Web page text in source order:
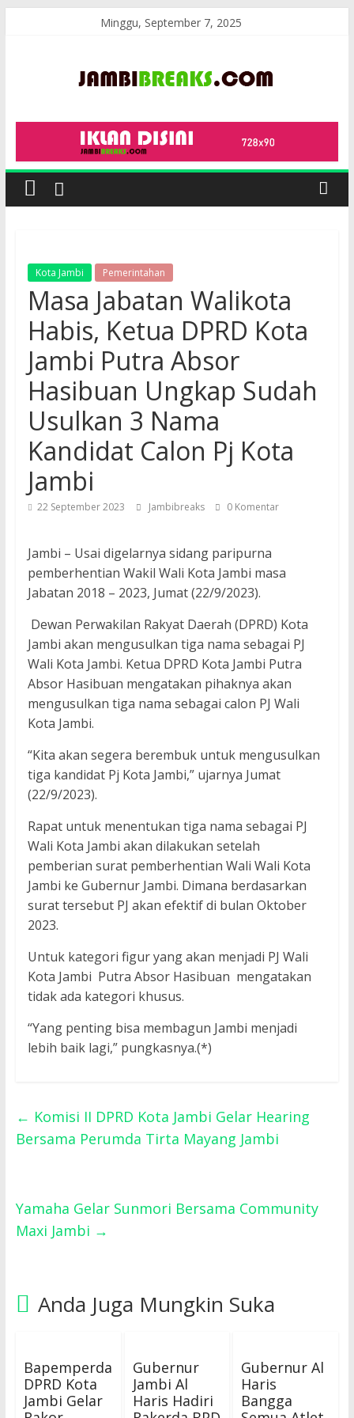
Minggu, September 7, 2025
JambiBreaks
Kota Jambi Pemerintahan
Masa Jabatan Walikota
Habis, Ketua DPRD Kota
Jambi Putra Absor
Hasibuan Ungkap Sudah
Usulkan 3 Nama
Kandidat Calon Pj Kota
Jambi
22 September 2023 Jambibreaks 0 Komentar
Jambi – Usai digelarnya sidang paripurna
pemberhentian Wakil Wali Kota Jambi masa
Jabatan 2018 – 2023, Jumat (22/9/2023).
Dewan Perwakilan Rakyat Daerah (DPRD) Kota
Jambi akan mengusulkan tiga nama sebagai PJ
Wali Kota Jambi. Ketua DPRD Kota Jambi Putra
Absor Hasibuan mengatakan pihaknya akan
mengusulkan tiga nama sebagai calon PJ Wali
Kota Jambi.
“Kita akan segera berembuk untuk mengusulkan
tiga kandidat Pj Kota Jambi,” ujarnya Jumat
(22/9/2023).
Rapat untuk menentukan tiga nama sebagai PJ
Wali Kota Jambi akan dilakukan setelah
pemberian surat pemberhentian Wali Wali Kota
Jambi ke Gubernur Jambi. Dimana berdasarkan
surat tersebut PJ akan efektif di bulan Oktober
2023.
Untuk kategori figur yang akan menjadi PJ Wali
Kota Jambi Putra Absor Hasibuan mengatakan
tidak ada kategori khusus.
“Yang penting bisa membagun Jambi menjadi
lebih baik lagi,” pungkasnya.(*)
← Komisi II DPRD Kota Jambi Gelar Hearing
Bersama Perumda Tirta Mayang Jambi
Yamaha Gelar Sunmori Bersama Community
Maxi Jambi →
Anda Juga Mungkin Suka
Bapemperda
DPRD Kota
Jambi Gelar
Gubernur
Jambi Al
Haris Hadiri
Gubernur Al
Haris
Bangga